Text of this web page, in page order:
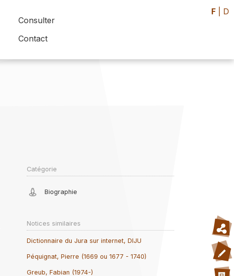
Consulter
Contact
F D
Catégorie
Biographie
Notices similaires
Dictionnaire du Jura sur internet, DIJU
Péquignat, Pierre (1669 ou 1677 - 1740)
Greub, Fabian (1974-)